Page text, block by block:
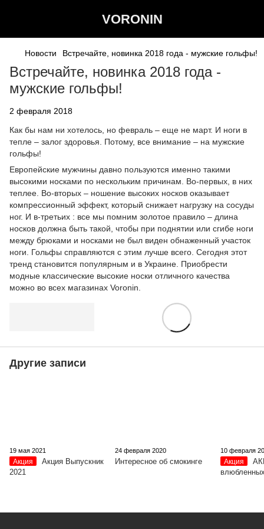
VORONIN
Новости Встречайте, новинка 2018 года - мужские гольфы!
Встречайте, новинка 2018 года -
мужские гольфы!
2 февраля 2018
Как бы нам ни хотелось, но февраль – еще не март. И ноги в
тепле – залог здоровья. Потому, все внимание – на мужские
гольфы!
Европейские мужчины давно пользуются именно такими
высокими носками по нескольким причинам. Во-первых, в них
теплее. Во-вторых – ношение высоких носков оказывает
компрессионный эффект, который снижает нагрузку на сосуды
ног. И в-третьих : все мы помним золотое правило – длина
носков должна быть такой, чтобы при поднятии или сгибе ноги
между брюками и носками не был виден обнаженный участок
ноги. Гольфы справляются с этим лучше всего. Сегодня этот
тренд становится популярным и в Украине. Приобрести
модные классические высокие носки отличного качества
можно во всех магазинах Voronin.
Другие записи
19 мая 2021
Акция
Акция Выпускник
2021
24 февраля 2020
Интересное об смокинге
10 февраля
Акция